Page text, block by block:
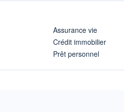
Assurance vie
Crédit immobilier
Prêt personnel